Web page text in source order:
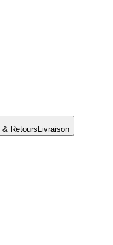
& Retours Livraison